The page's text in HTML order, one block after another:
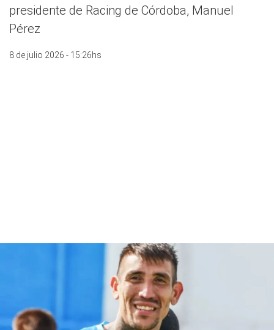
presidente de Racing de Córdoba, Manuel
Pérez
8 de julio 2026 - 15:26hs